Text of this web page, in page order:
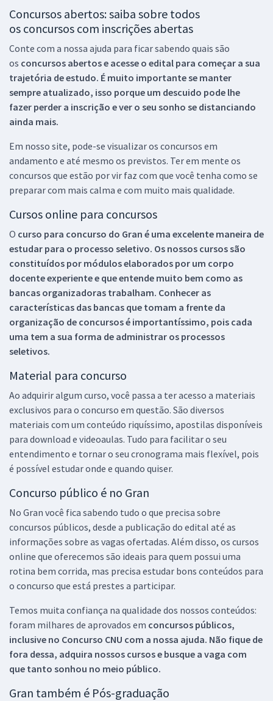
Concursos abertos: saiba sobre todos
os concursos com inscrições abertas
Conte com a nossa ajuda para ficar sabendo quais são
os concursos abertos e acesse o edital para começar a sua
trajetória de estudo. É muito importante se manter
sempre atualizado, isso porque um descuido pode lhe
fazer perder a inscrição e ver o seu sonho se distanciando
ainda mais.
Em nosso site, pode-se visualizar os concursos em
andamento e até mesmo os previstos. Ter em mente os
concursos que estão por vir faz com que você tenha como se
preparar com mais calma e com muito mais qualidade.
Cursos online para concursos
O curso para concurso do Gran é uma excelente maneira de
estudar para o processo seletivo. Os nossos cursos são
constituídos por módulos elaborados por um corpo
docente experiente e que entende muito bem como as
bancas organizadoras trabalham. Conhecer as
características das bancas que tomam a frente da
organização de concursos é importantíssimo, pois cada
uma tem a sua forma de administrar os processos
seletivos.
Material para concurso
Ao adquirir algum curso, você passa a ter acesso a materiais
exclusivos para o concurso em questão. São diversos
materiais com um conteúdo riquíssimo, apostilas disponíveis
para download e videoaulas. Tudo para facilitar o seu
entendimento e tornar o seu cronograma mais flexível, pois
é possível estudar onde e quando quiser.
Concurso público é no Gran
No Gran você fica sabendo tudo o que precisa sobre
concursos públicos, desde a publicação do edital até as
informações sobre as vagas ofertadas. Além disso, os cursos
online que oferecemos são ideais para quem possui uma
rotina bem corrida, mas precisa estudar bons conteúdos para
o concurso que está prestes a participar.
Temos muita confiança na qualidade dos nossos conteúdos:
foram milhares de aprovados em concursos públicos,
inclusive no Concurso CNU com a nossa ajuda. Não fique de
fora dessa, adquira nossos cursos e busque a vaga com
que tanto sonhou no meio público.
Gran também é Pós-graduação